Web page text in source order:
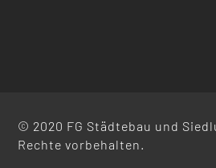
© 2020 FG Städtebau und
Rechte vorbehalten.